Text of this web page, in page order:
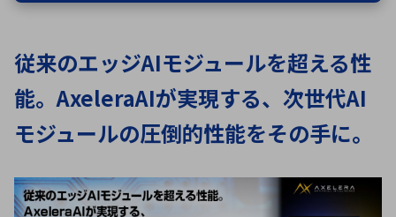
5G・Local 5G
ワイヤレス給電
ロボティクス（AI）
監視・セキュリティ
計測・検出
品質管理・検査
情報通信 宇宙・防衛
民生 医療
計測・測定・表示機器 検査・分析機器
ICTソリューション 組立・ロボティクス
な行
は行 ま行
や行
ら行
わ行
A B C
従来のエッジAIモジュールを超える性
能。AxeleraAIが実現する、次世代AI
モジュールの圧倒的性能をその手に。